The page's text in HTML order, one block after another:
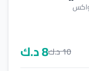
10د.ك8د.ك